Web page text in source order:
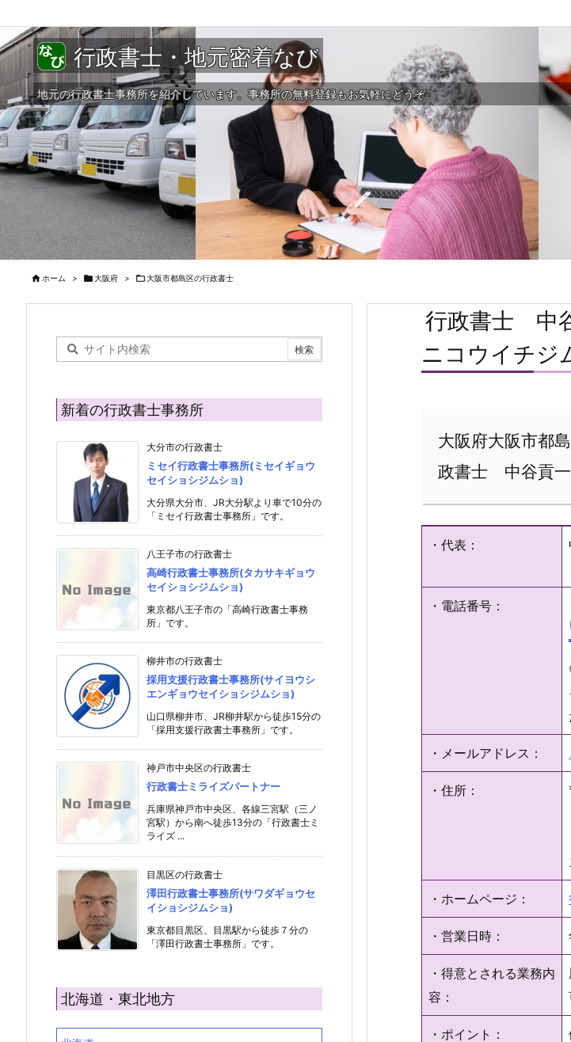
行政書士・地元密着なび
地元の行政書士事務所を紹介しています。事務所の無料登録もお気軽にどうぞ。
 ホーム > 大阪府 > 大阪市都島区の行政書士
行政書士 中
ニコウイチジ
大阪府大阪市都
政書士 中谷貢一
・代表：
・電話番号：
・メールアドレス：
・住所：
・ホームページ：
・営業日時：
・得意とされる業務内
容：
・ポイント：
新着の行政書士事務所
大分市の行政書士
ミセイ行政書士事務所(ミセイギョウ
セイショシジムショ)
大分県大分市、JR大分駅より車で10分の
「ミセイ行政書士事務所」です。
八王子市の行政書士
高崎行政書士事務所(タカサキギョウ
セイショシジムショ)
東京都八王子市の「高崎行政書士事務
所」です。
柳井市の行政書士
採用支援行政書士事務所(サイヨウシ
エンギョウセイショシジムショ)
山口県柳井市、JR柳井駅から徒歩15分の
「採用支援行政書士事務所」です。
神戸市中央区の行政書士
行政書士ミライズパートナー
兵庫県神戸市中央区、各線三宮駅（三ノ
宮駅）から南へ徒歩13分の「行政書士ミ
ライズ ...
目黒区の行政書士
澤田行政書士事務所(サワダギョウセ
イショシジムショ)
東京都目黒区、目黒駅から徒歩７分の
「澤田行政書士事務所」です。
北海道・東北地方